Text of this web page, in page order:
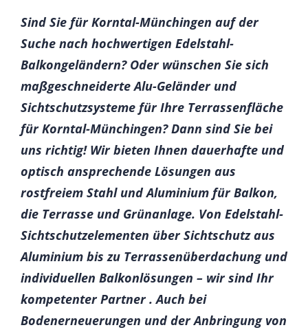
Sind Sie für Korntal-Münchingen auf der
Suche nach hochwertigen Edelstahl-
Balkongeländern? Oder wünschen Sie sich
maßgeschneiderte Alu-Geländer und
Sichtschutzsysteme für Ihre Terrassenfläche
für Korntal-Münchingen? Dann sind Sie bei
uns richtig! Wir bieten Ihnen dauerhafte und
optisch ansprechende Lösungen aus
rostfreiem Stahl und Aluminium für Balkon,
die Terrasse und Grünanlage. Von Edelstahl-
Sichtschutzelementen über Sichtschutz aus
Aluminium bis zu Terrassenüberdachung und
individuellen Balkonlösungen – wir sind Ihr
kompetenter Partner . Auch bei
Bodenerneuerungen und der Anbringung von